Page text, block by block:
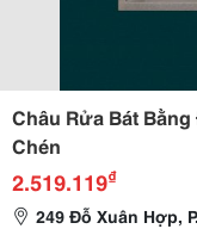
Châu Rửa Bát
Chén
2.519.119₫
249 Đỗ Xuân Hợp,